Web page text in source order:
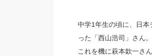
中学1年生の頃に、日
った「西山浩司」さん。
これを機に萩本欽一さ